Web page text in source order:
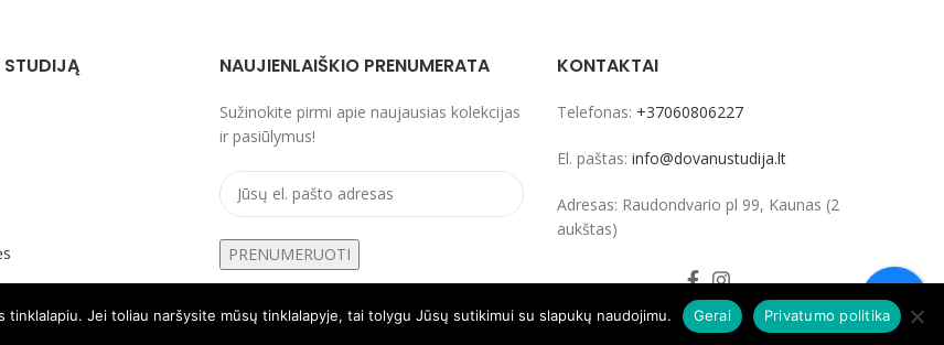
STUDIJĄ NAUJIENLAIŠKIO PRENUMERATA
Sužinokite pirmi apie naujausias kolekcijas
ir pasiūlymus!
KONTAKTAI
Telefonas: +37060806227
El. paštas: info@dovanustudija.lt
Adresas: Raudondvario pl 99, Kaunas (2
aukštas)
Jei toliau naršysite mūsų tinklalapyje, tai tolygu Jūsų sutikimui su slapukų naudojimu. Gerai Privatumo politika